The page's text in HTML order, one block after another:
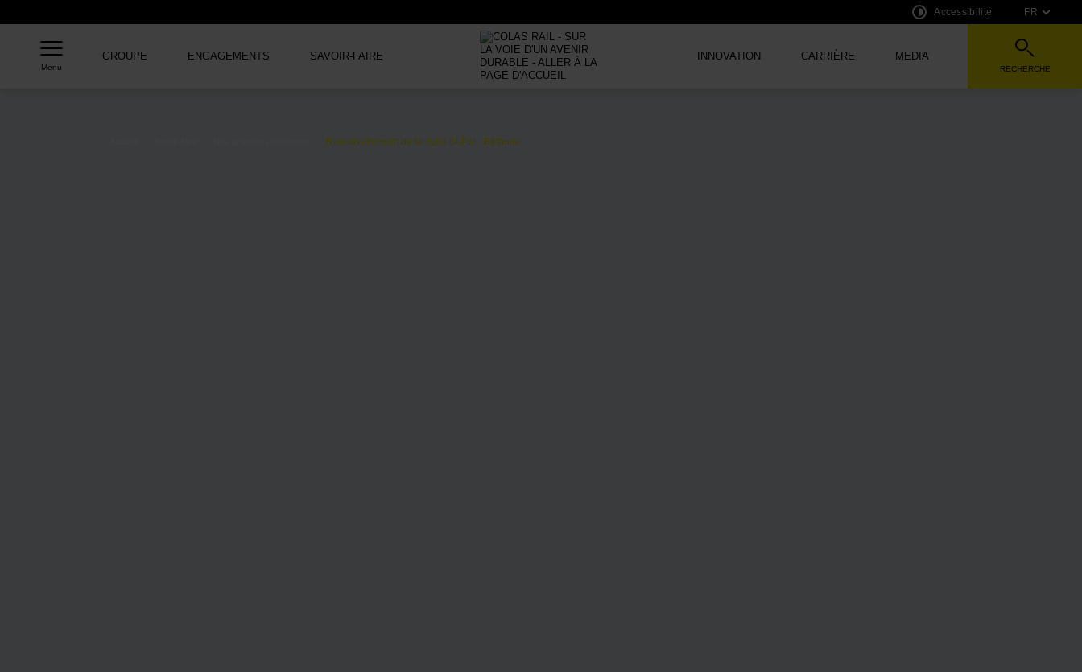
Accessibilité FR
Menu
GROUPE ENGAGEMENTS SAVOIR-FAIRE INNOVATION CARRIÈRE MEDIA
RECHERCHE
Renouvellement de la ligne St-Pol - Béthune